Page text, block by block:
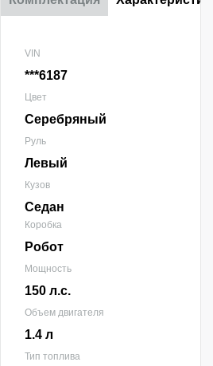
VIN
***6187
Цвет
Серебряный
Руль
Левый
Кузов
Седан
Коробка
Робот
Мощность
150 л.с.
Объем двигателя
1.4 л
Тип топлива